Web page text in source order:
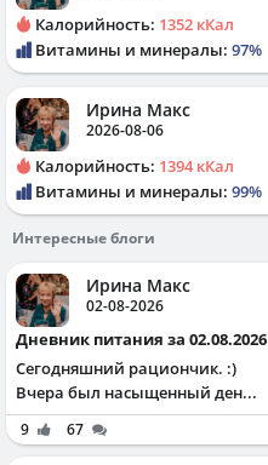
Калорийность: 1352 кКал
Витамины и минералы: 97%
Ирина Макс
2026-08-06
Калорийность: 1394 кКал
Витамины и минералы: 99%
Интересные блоги
Ирина Макс
02-08-2026
Дневник питания за 02.08.2026
Сегодняшний рациончик. :)
Вчера был насыщенный ден...
9 67